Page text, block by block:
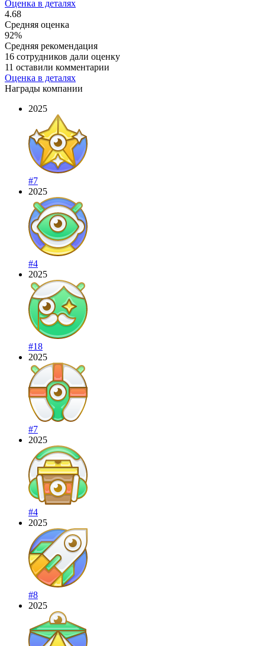
Оценка в деталях
4.68
Средняя оценка
92%
Средняя рекомендация
16 сотрудников дали оценку
11 оставили комментарии
Оценка в деталях
Награды компании
2025
#7
2025
#4
2025
#18
2025
#7
2025
#4
2025
#8
2025